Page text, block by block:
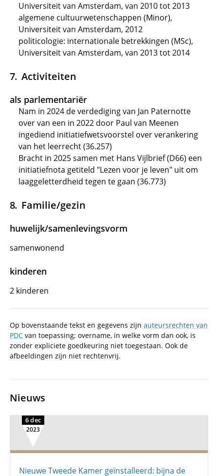
Universiteit van Amsterdam, van 2010 tot 2013
algemene cultuurwetenschappen (Minor),
Universiteit van Amsterdam, 2012
politicologie: internationale betrekkingen (MSc),
Universiteit van Amsterdam, van 2013 tot 2014
Activiteiten
als parlementariër
Nam in 2024 de verdediging van Jan Paternotte
over van een in 2022 door Paul van Meenen
ingediend initiatiefwetsvoorstel over verankering
van het leerrecht (36.257)
Bracht in 2025 samen met Hans Vijlbrief (D66) een
initiatiefnota getiteld "Lezen voor je leven" uit om
laaggeletterdheid tegen te gaan (36.773)
Familie/gezin
huwelijk/samenlevingsvorm
samenwonend
kinderen
2 kinderen
Op bovenstaande tekst en gegevens zijn auteursrechten van
PDC van toepassing; overname, in welke vorm dan ook, is
zonder expliciete goedkeuring niet toegestaan. Ook de
afbeeldingen zijn niet rechtenvrij.
Nieuws
6 dec
2023
Nieuwe Tweede Kamer geïnstalleerd: bijna de